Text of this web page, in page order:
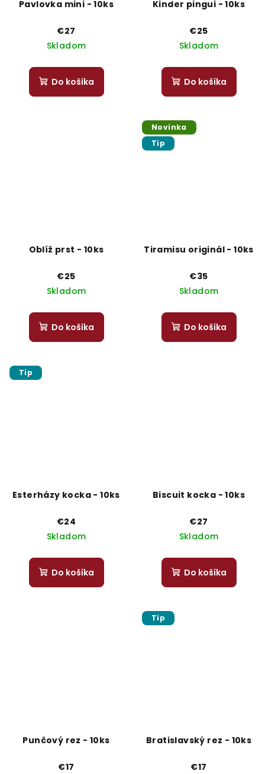
Pavlovka mini - 10ks
€27
Skladom
Do košíka
Kinder pingui - 10ks
€25
Skladom
Do košíka
Oblíž prst - 10ks
€25
Skladom
Do košíka
Novinka
Tip
Tiramisu originál - 10ks
€35
Skladom
Do košíka
Tip
Esterházy kocka - 10ks
€24
Skladom
Do košíka
Biscuit kocka - 10ks
€27
Skladom
Do košíka
Punčový rez - 10ks
€17
Tip
Bratislavský rez - 10ks
€17